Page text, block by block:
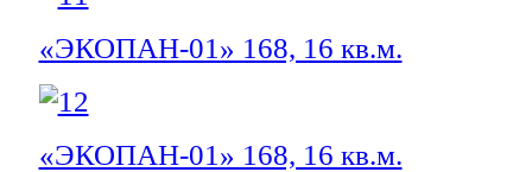
«ЭКОПАН-01» 168, 16 кв.м.
«ЭКОПАН-01» 168, 16 кв.м.